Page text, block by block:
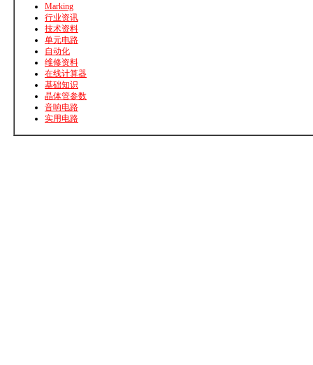
Marking
行业资讯
技术资料
单元电路
自动化
维修资料
在线计算器
基础知识
晶体管参数
音响电路
实用电路